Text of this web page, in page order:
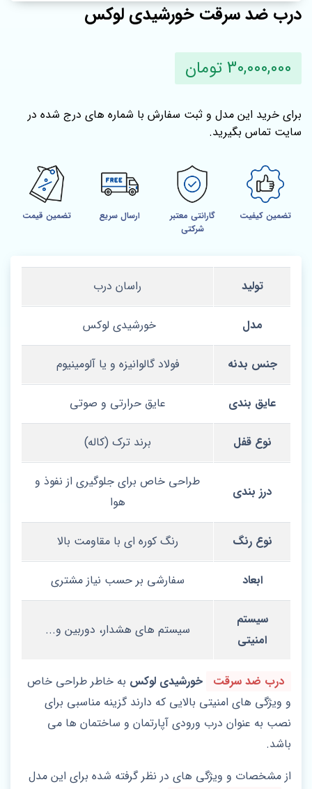
درب ضد سرقت خورشیدی لوکس
30,000,000 تومان
برای خرید این مدل و ثبت سفارش با شماره‌ های درج شده در
سایت تماس بگیرید.
تضمین کیفیت
گارانتی معتبر
شرکتی
ارسال سریع تضمین قیمت
تولید راسان درب
مدل خورشیدی لوکس
جنس بدنه فولاد گالوانیزه و یا آلومینیوم
عایق بندی عایق حرارتی و صوتی
نوع قفل برند ترک (کاله)
درز بندی
طراحی خاص برای جلوگیری از نفوذ و
هوا
نوع رنگ رنگ کوره‌ ای با مقاومت بالا
ابعاد سفارشی بر حسب نیاز مشتری
سیستم
امنیتی
سیستم‌ های هشدار، دوربین و...
درب‌ ضد سرقت خورشیدی لوکس به خاطر طراحی خاص
و ویژگی‌ های امنیتی بالایی که دارند گزینه مناسبی برای
نصب به عنوان درب ورودی آپارتمان و ساختمان ها می
باشد.
از مشخصات و ویژگی های در نظر گرفته شده برای این مدل